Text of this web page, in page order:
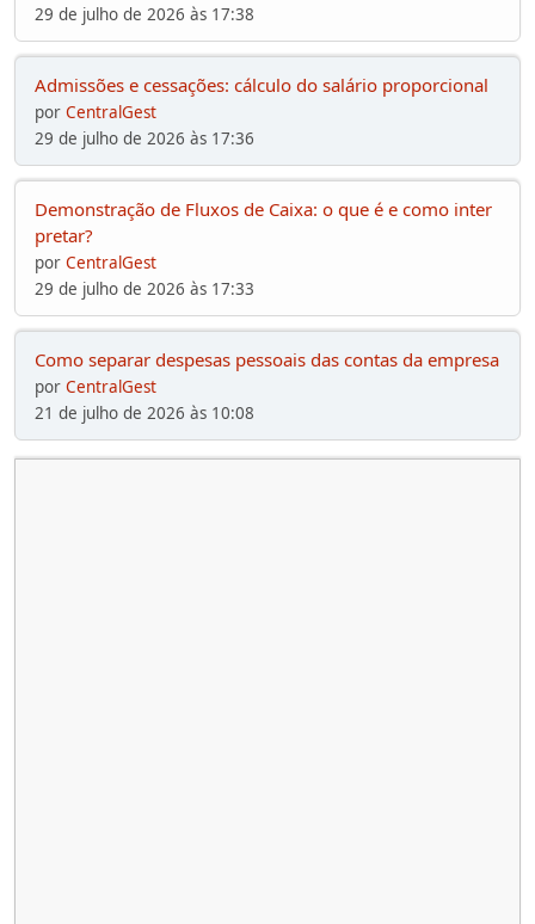
29 de julho de 2026 às 17:38
Admissões e cessações: cálculo do salário proporcional
por CentralGest
29 de julho de 2026 às 17:36
Demonstração de Fluxos de Caixa: o que é e como inter
pretar?
por CentralGest
29 de julho de 2026 às 17:33
Como separar despesas pessoais das contas da empresa
por CentralGest
21 de julho de 2026 às 10:08